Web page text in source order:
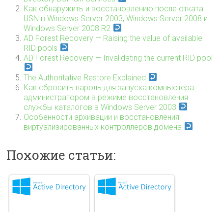
Как обнаружить и восстановлению после отката
USN в Windows Server 2003, Windows Server 2008 и
Windows Server 2008 R2
AD Forest Recovery — Raising the value of available
RID pools
AD Forest Recovery — Invalidating the current RID pool
The Authoritative Restore Explained
Как сбросить пароль для запуска компьютера
администратором в режиме восстановления
службы каталогов в Windows Server 2003
Особенности архивации и восстановления
виртуализированных контроллеров домена
Похожие статьи: